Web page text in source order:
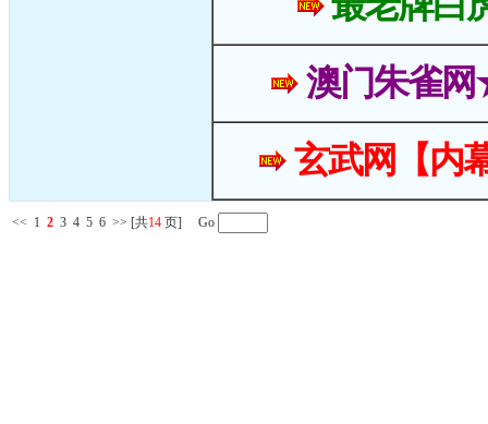
澳门朱雀
玄武网【内
<< 1 2 3 4 5 6 >> [共14 页] Go